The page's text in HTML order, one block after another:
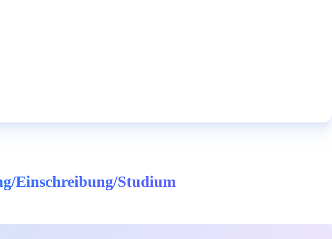
Einschreibung/Studium